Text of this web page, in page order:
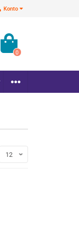
Konto
0